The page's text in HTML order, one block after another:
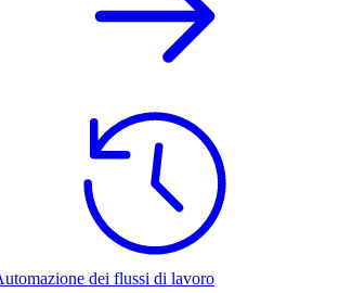
dei flussi di lavoro